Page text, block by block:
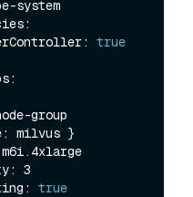
true
group
true